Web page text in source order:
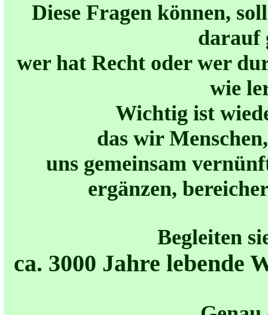
Diese Fragen können,
darauf
wer hat Recht oder wer
wie
Wichtig ist
das wir
uns gemeinsam
ergänzen,
Begleiten
ca. 3000 Jahre lebende